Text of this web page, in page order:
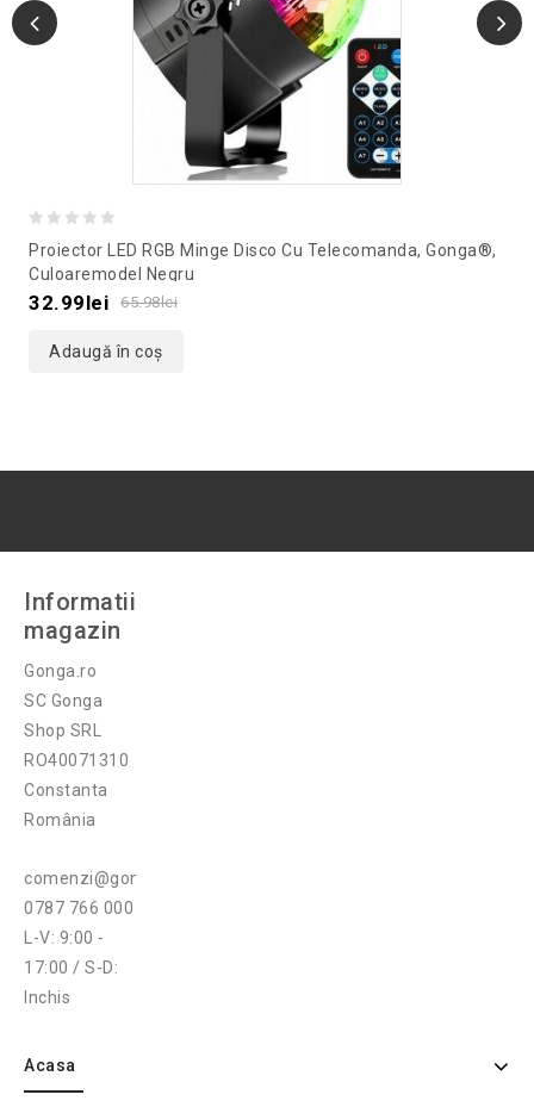
out
of
Proiector LED RGB Minge Disco Cu Telecomanda, Gonga®,
Culoaremodel Negru
65.98lei
32.99lei
Adaugă în coș
Informatii
magazin
Gonga.ro
SC Gonga
Shop SRL
RO40071310
Constanta
România
comenzi@gonga.ro
0787 766 000
L-V: 9:00 -
17:00 / S-D:
Inchis
Acasa